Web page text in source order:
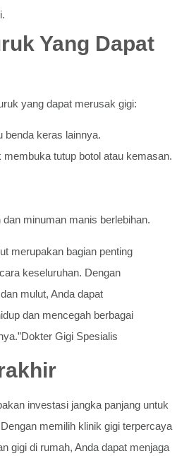
Yang Dapat
yang dapat merusak gigi:
benda keras lainnya.
membuka tutup botol atau kemasan.
minuman manis berlebihan.
merupakan bagian penting
keseluruhan. Dengan
mulut, Anda dapat
dan mencegah berbagai
Gigi Spesialis
investasi jangka panjang untuk
memilih klinik gigi terpercaya
gigi di rumah, Anda dapat menjaga